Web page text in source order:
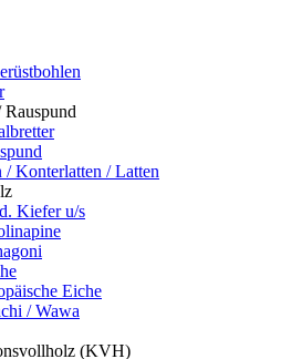
Rauspund
/ Konterlatten / Latten
Kiefer u/s
Eiche
/ Wawa
(KVH)